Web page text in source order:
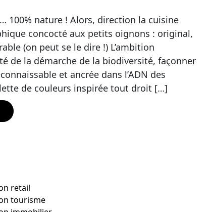
100% nature ! Alors, direction la cuisine
concocté aux petits oignons : original,
(on peut se le dire !) L’ambition
de la démarche de la biodiversité, façonner
et ancrée dans l’ADN des
de couleurs inspirée tout droit […]
retail
tourisme